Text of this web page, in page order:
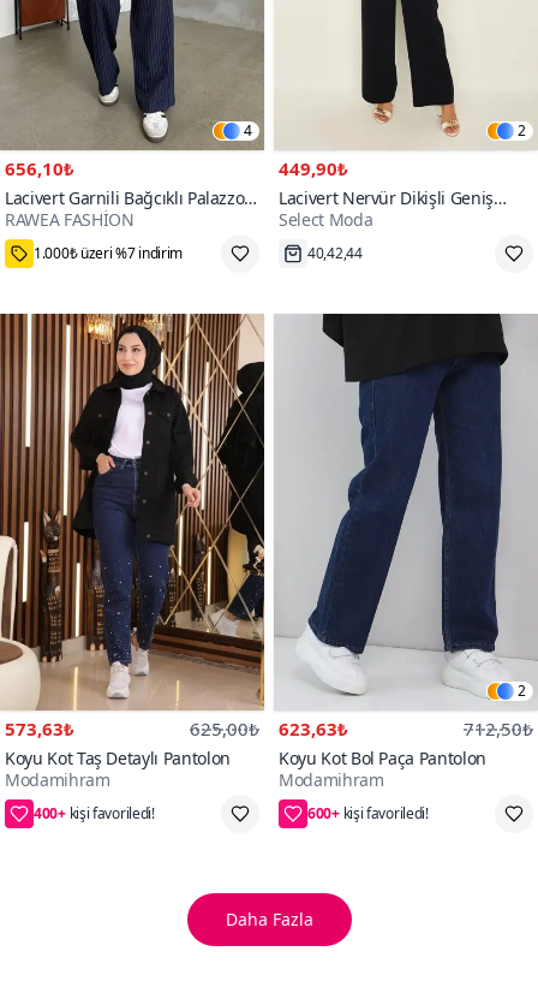
4
656,10₺
Lacivert Garnili Bağcıklı Palazzo
Pantolon
RAWEA FASHİON
%20 Kupon Fırsatı
2
449,90₺
Lacivert Nervür Dikişli Geniş
Paça Pantolon
Select Moda
Hızlı Kargo
573,63₺ 625,00₺
Koyu Kot Taş Detaylı Pantolon
Modamihram
400+
34
2
623,63₺ 712,50₺
Koyu Kot Bol Paça Pantolon
Modamihram
600+
26
Daha Fazla